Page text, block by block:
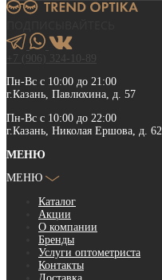
+7 (906) 324-10-89
Пн-Вс с 10:00 до 21:00
г.Казань, Павлюхина, д. 57
Пн-Вс с 10:00 до 22:00
г.Казань, Николая Ершова, д. 62
МЕНЮ
МЕНЮ
Каталог
Акции
О компании
Бренды
Услуги оптометриста
Контакты